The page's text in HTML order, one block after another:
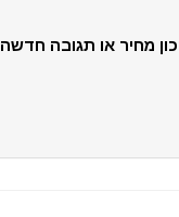
מחיר או תגובה חדשה